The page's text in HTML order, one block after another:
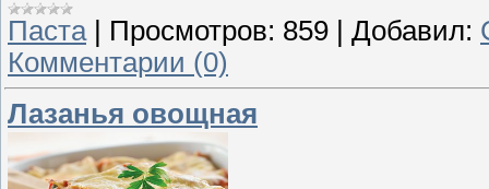
Паста | Просмотров: 859 | Добавил:
Комментарии (0)
Лазанья овощная